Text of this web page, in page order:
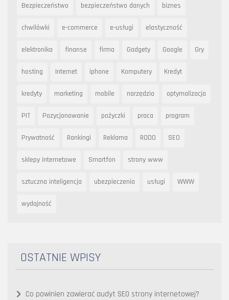
Bezpieczeństwo bezpieczeństwo danych biznes
chwilówki e-commerce e-usługi elastyczność
elektronika finanse firma Gadgety Google Gry
hosting Internet iphone Komputery Kredyt
kredyty marketing mobile narzędzia optymalizacja
PIT Pozycjonowanie pożyczki praca program
Prywatność Rankingi Reklama RODO SEO
sklepy internetowe Smartfon strony www
sztuczna inteligencja ubezpieczenia usługi WWW
wydajność
OSTATNIE WPISY
Co powinien zawierać audyt SEO strony internetowej?